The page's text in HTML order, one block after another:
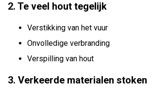
2. Te veel hout tegelijk
Verstikking van het vuur
Onvolledige verbranding
Verspilling van hout
3. Verkeerde materialen stoken